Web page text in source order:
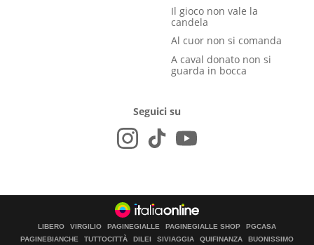
Il gioco non vale la
candela
Al cuor non si comanda
A caval donato non si
guarda in bocca
Seguici su
LIBERO VIRGILIO PAGINEGIALLE PAGINEGIALLE SHOP
PGCASA
PAGINEBIANCHE
TUTTOCITTÀ DILEI SIVIAGGIA QUIFINANZA BUONISSIMO